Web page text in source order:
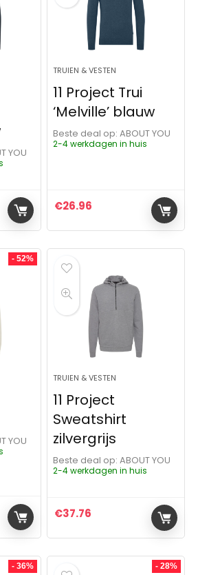
YOU
TRUIEN & VESTEN
11 Project Trui
‘Melville’ blauw
Beste deal op:
ABOUT YOU
2-4 werkdagen in huis
€26.96
- 52%
YOU
was: €44.95.
is: €21.56.
TRUIEN & VESTEN
11 Project
Sweatshirt
zilvergrijs
Beste deal op:
ABOUT YOU
2-4 werkdagen in huis
€37.76
- 36% - 28%